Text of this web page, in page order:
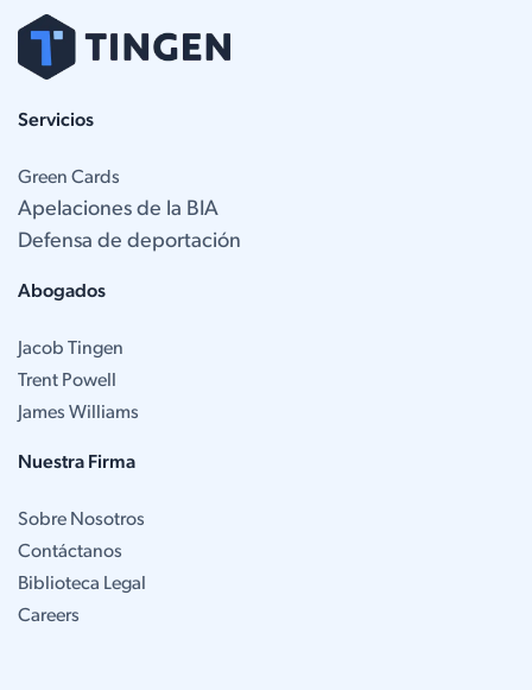
Servicios
Green Cards
Apelaciones de la BIA
Defensa de deportación
Abogados
Jacob Tingen
Trent Powell
James Williams
Nuestra Firma
Sobre Nosotros
Contáctanos
Biblioteca Legal
Careers